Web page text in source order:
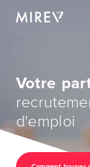
Votre
d'emploi